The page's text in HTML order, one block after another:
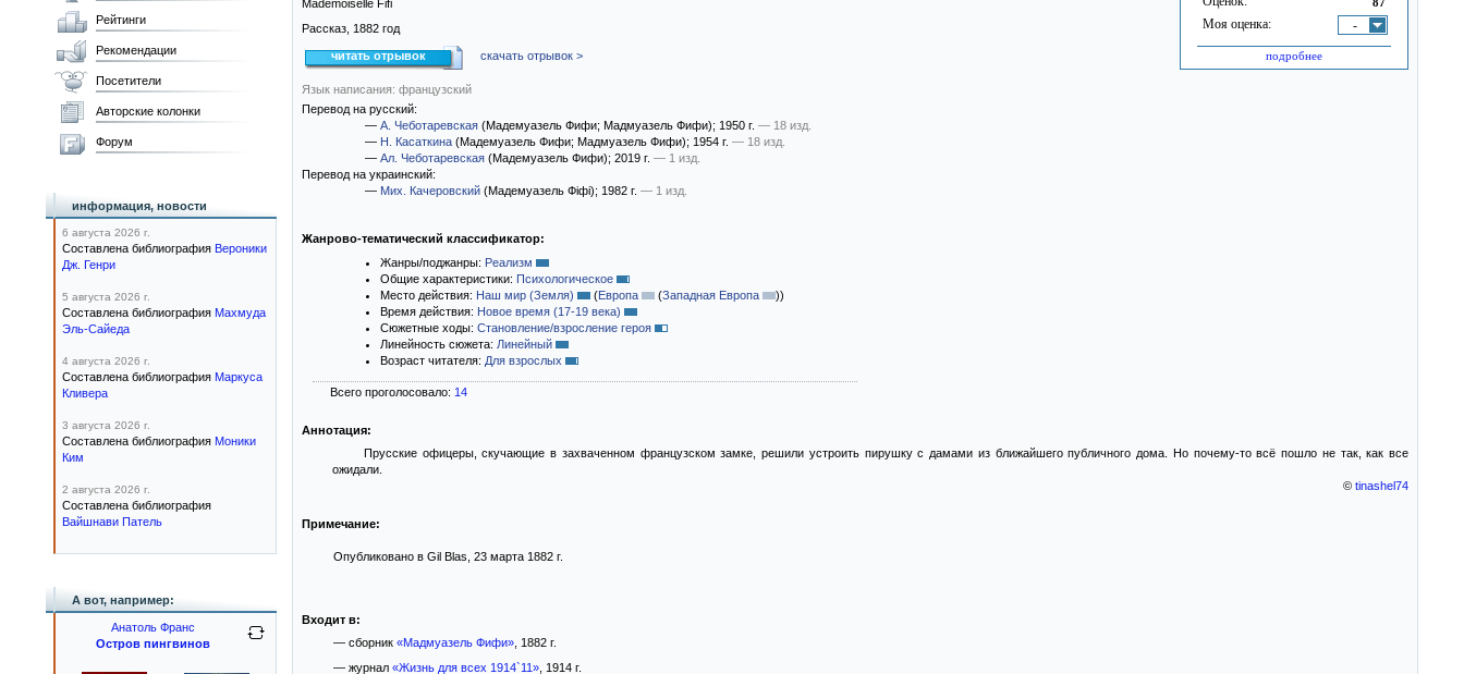
Моя оценка: -
подробнее
Mademoiselle Fifi
Рассказ, 1882 год
читать отрывок скачать отрывок >
Язык написания: французский
Перевод на русский:
— А. Чеботаревская (Мадемуазель Фифи; Мадмуазель Фифи); 1950 г. — 18 изд.
— Н. Касаткина (Мадемуазель Фифи; Мадмуазель Фифи); 1954 г. — 18 изд.
— Ал. Чеботаревская (Мадемуазель Фифи); 2019 г. — 1 изд.
Перевод на украинский:
— Мих. Качеровский (Мадемуазель Фiфi); 1982 г. — 1 изд.
Жанрово-тематический классификатор:
Жанры/поджанры: Реализм
Общие характеристики: Психологическое
Место действия: Наш мир (Земля) (Европа (Западная Европа ))
Время действия: Новое время (17-19 века)
Сюжетные ходы: Становление/взросление героя
Линейность сюжета: Линейный
Возраст читателя: Для взрослых
Всего проголосовало: 14
Аннотация:
Прусские офицеры, скучающие в захваченном французском замке, решили устроить пирушку с дамами из ближайшего публичного дома. Но почему-то всё пошло не так, как все
ожидали.
© tinashel74
Примечание:
Опубликовано в Gil Blas, 23 марта 1882 г.
Входит в:
— сборник «Мадмуазель Фифи», 1882 г.
— журнал «Жизнь для всех 1914`11», 1914 г.
Рейтинги
Рекомендации
Посетители
Авторские колонки
Форум
информация, новости
6 августа 2026 г.
Составлена библиография Вероники
Дж. Генри
5 августа 2026 г.
Составлена библиография Махмуда
Эль-Сайеда
4 августа 2026 г.
Составлена библиография Маркуса
Кливера
3 августа 2026 г.
Составлена библиография Моники
Ким
2 августа 2026 г.
Составлена библиография
Вайшнави Патель
А вот, например:
Анатоль Франс
Остров пингвинов